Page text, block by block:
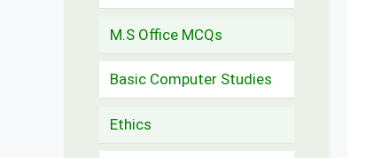
M.S Office MCQs
Basic Computer Studies
Ethics